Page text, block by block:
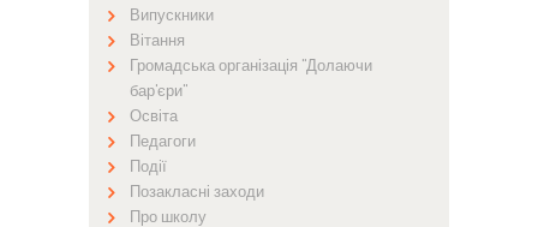
Випускники
Вітання
Громадська організація "Долаючи
бар'єри"
Освіта
Педагоги
Події
Позакласні заходи
Про школу